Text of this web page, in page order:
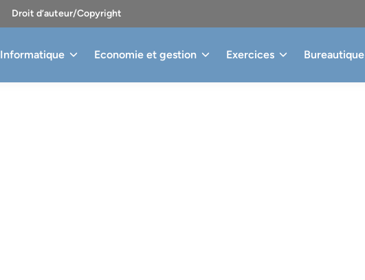
Droit d’auteur/Copyright
Informatique Economie et gestion Exercices Bureautique